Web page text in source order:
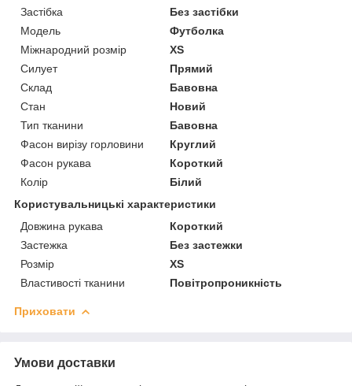
Застібка
Без застібки
Модель
Футболка
Міжнародний розмір
XS
Силует
Прямий
Склад
Бавовна
Стан
Новий
Тип тканини
Бавовна
Фасон вирізу горловини
Круглий
Фасон рукава
Короткий
Колір
Білий
Користувальницькі характеристики
Довжина рукава
Короткий
Застежка
Без застежки
Розмір
XS
Властивості тканини
Повітропроникність
Приховати
Умови доставки